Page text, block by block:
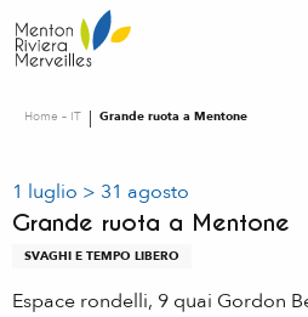
au
contenu
Home – IT Grande ruota a Mentone
1 luglio > 31 agosto
Grande ruota a Mentone
SVAGHI E TEMPO LIBERO
Espace rondelli, 9 quai Gordon